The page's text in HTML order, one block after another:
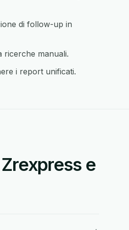
di follow-up in
ricerche manuali.
i report unificati.
e